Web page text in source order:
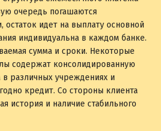
очередь погашаются
идет на выплату основной
индивидуальна в каждом банке.
сумма и сроки. Некоторые
содержат консолидированную
различных учреждениях и
кредит. Со стороны клиента
история и наличие стабильного